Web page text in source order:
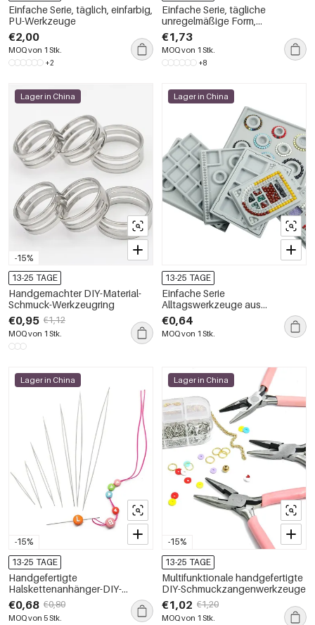
Einfache Serie, täglich, einfarbig,
PU-Werkzeuge
€2,00
MOQ von 1 Stk.
+2
Einfache Serie, tägliche
unregelmäßige Form,
Leinenwerkzeuge
€1,73
MOQ von 1 Stk.
+8
-15%
Lager in China
13-25 TAGE
Handgemachter DIY-Material-
Schmuck-Werkzeugring
€0,95 €1,12
MOQ von 1 Stk.
Lager in China
13-25 TAGE
Einfache Serie
Alltagswerkzeuge aus
einfarbigem Kunststoff
€0,64
MOQ von 1 Stk.
-15%
Lager in China
13-25 TAGE
Handgefertigte
Halskettenanhänger-DIY-
Werkzeuge
€0,68 €0,80
MOQ von 5 Stk.
-15%
Lager in China
13-25 TAGE
Multifunktionale handgefertigte
DIY-Schmuckzangenwerkzeuge
€1,02 €1,20
MOQ von 1 Stk.